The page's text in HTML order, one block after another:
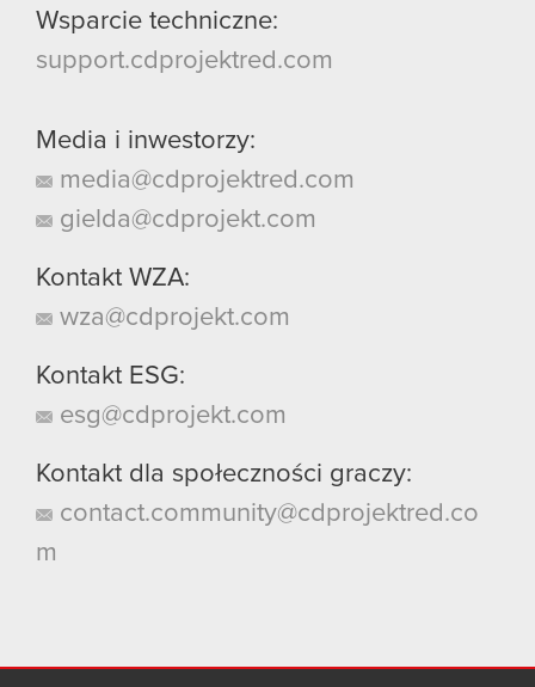
Wsparcie techniczne:
support.cdprojektred.com
Media i inwestorzy:
media@cdprojektred.com
gielda@cdprojekt.com
Kontakt WZA:
wza@cdprojekt.com
Kontakt ESG:
esg@cdprojekt.com
Kontakt dla społeczności graczy:
contact.community@cdprojektred.co
m